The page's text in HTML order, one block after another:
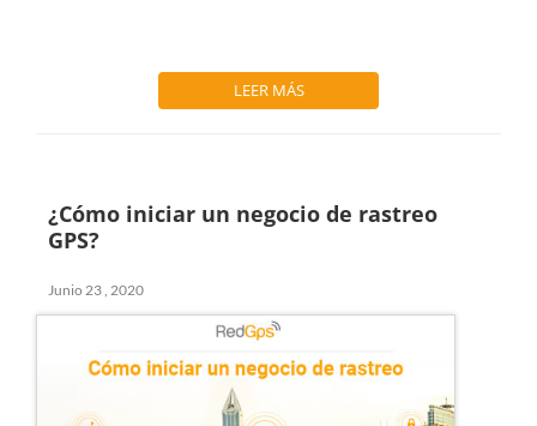
LEER MÁS
¿Cómo iniciar un negocio de rastreo
GPS?
Junio 23 , 2020